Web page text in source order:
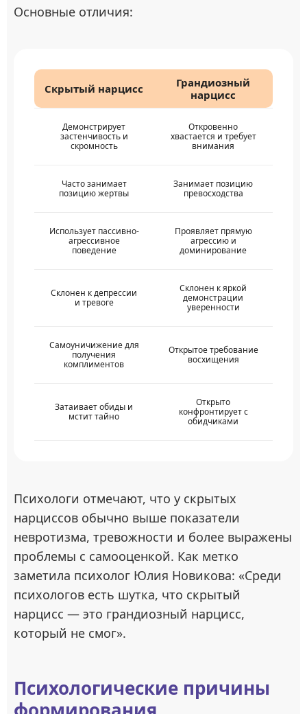
Основные отличия:
Скрытый нарцисс
Грандиозный
нарцисс
Демонстрирует
застенчивость и
скромность
Откровенно
хвастается и требует
внимания
Часто занимает
позицию жертвы
Занимает позицию
превосходства
Использует пассивно-
агрессивное
поведение
Проявляет прямую
агрессию и
доминирование
Склонен к депрессии
и тревоге
Склонен к яркой
демонстрации
уверенности
Самоуничижение для
получения
комплиментов
Открытое требование
восхищения
Затаивает обиды и
мстит тайно
Открыто
конфронтирует с
обидчиками
Психологи отмечают, что у скрытых
нарциссов обычно выше показатели
невротизма, тревожности и более выражены
проблемы с самооценкой. Как метко
заметила психолог Юлия Новикова: «Среди
психологов есть шутка, что скрытый
нарцисс — это грандиозный нарцисс,
который не смог».
Психологические причины